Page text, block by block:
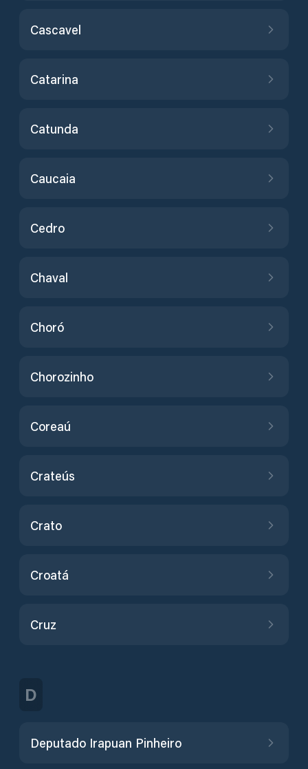
Cascavel
Catarina
Catunda
Caucaia
Cedro
Chaval
Choró
Chorozinho
Coreaú
Crateús
Crato
Croatá
Cruz
D
Deputado Irapuan Pinheiro